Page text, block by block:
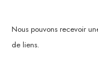
Nous pouvons recevoir
de liens.